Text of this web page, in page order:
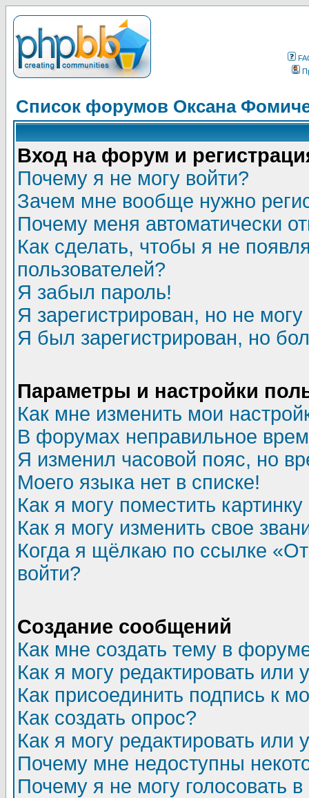
Список форумов Оксана
Вход на форум и
Почему я не могу войти?
Зачем мне вообще нужно
Почему меня автоматически
Как сделать, чтобы я не
пользователей?
Я забыл пароль!
Я зарегистрирован, но не могу
Я был зарегистрирован, но
Параметры и настройки
Как мне изменить мои
В форумах неправильное
Я изменил часовой пояс, но
Моего языка нет в списке!
Как я могу поместить
Как я могу изменить свое
Когда я щёлкаю по ссылке
войти?
Создание сообщений
Как мне создать тему в
Как я могу редактировать или
Как присоединить подпись к
Как создать опрос?
Как я могу редактировать или
Почему мне недоступны
Почему я не могу голосовать